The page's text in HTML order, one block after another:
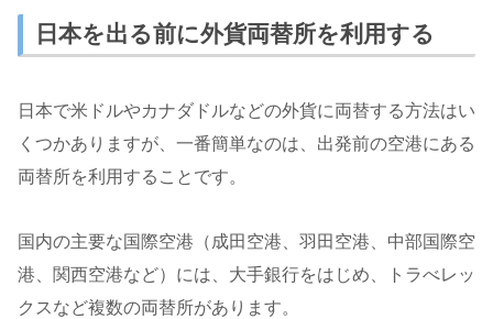
日本を出る前に外貨両替所を利用する
日本で米ドルやカナダドルなどの外貨に両替する方法はい
くつかありますが、一番簡単なのは、出発前の空港にある
両替所を利用することです。
国内の主要な国際空港（成田空港、羽田空港、中部国際空
港、関西空港など）には、大手銀行をはじめ、トラべレッ
クスなど複数の両替所があります。